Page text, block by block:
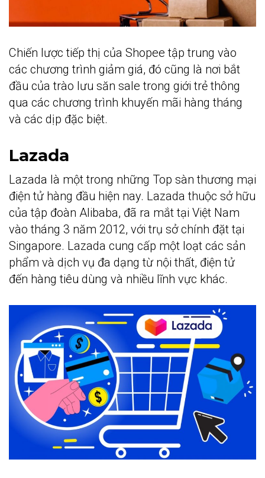
Chiến lược tiếp thị của Shopee tập trung vào
các chương trình giảm giá, đó cũng là nơi bắt
đầu của trào lưu săn sale trong giới trẻ thông
qua các chương trình khuyến mãi hàng tháng
và các dịp đặc biệt.
Lazada
Lazada là một trong những Top sàn thương mại
điện tử hàng đầu hiện nay. Lazada thuộc sở hữu
của tập đoàn Alibaba, đã ra mắt tại Việt Nam
vào tháng 3 năm 2012, với trụ sở chính đặt tại
Singapore. Lazada cung cấp một loạt các sản
phẩm và dịch vụ đa dạng từ nội thất, điện tử
đến hàng tiêu dùng và nhiều lĩnh vực khác.